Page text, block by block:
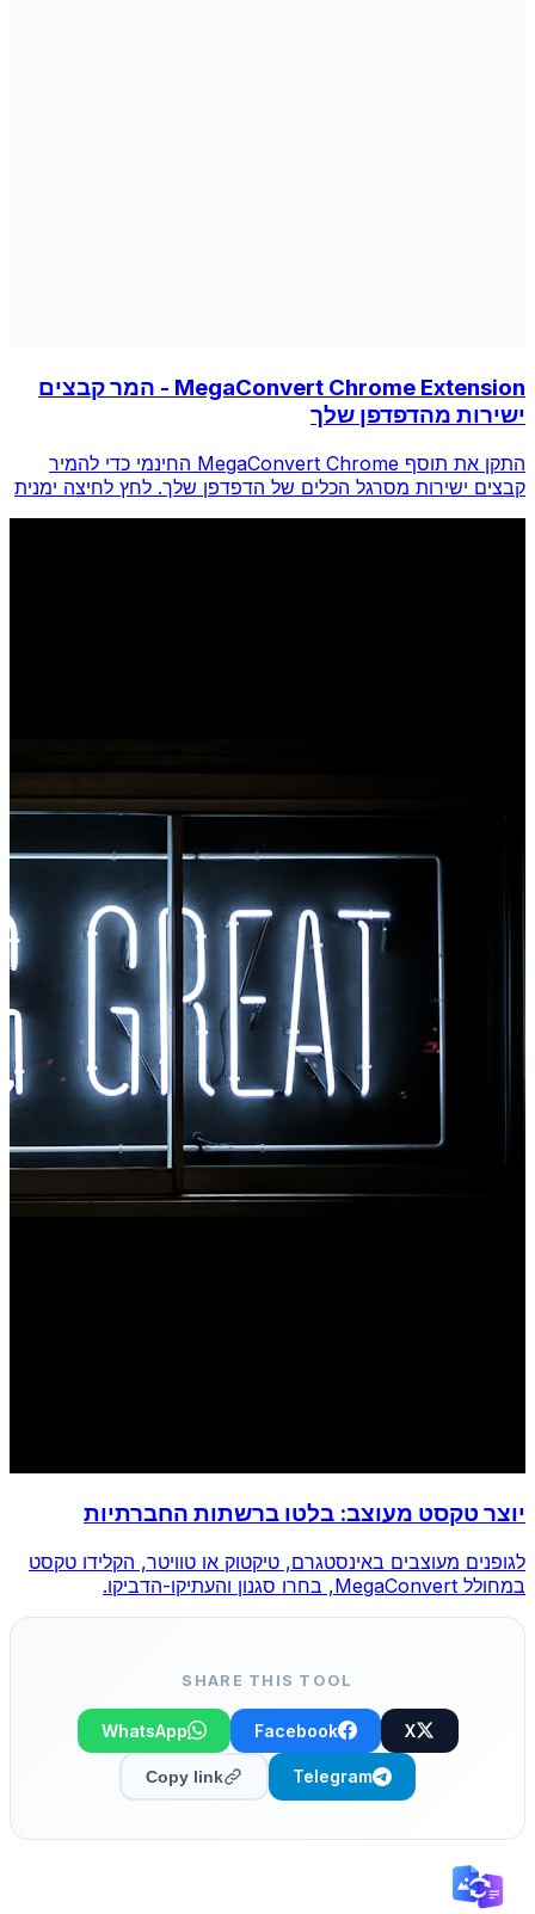
MegaConvert Chrome Extension - המר קבצים
ישירות מהדפדפן שלך
התקן את תוסף MegaConvert Chrome החינמי כדי להמיר
קבצים ישירות מסרגל הכלים של הדפדפן שלך. לחץ לחיצה ימנית
יוצר טקסט מעוצב: בלטו ברשתות החברתיות
לגופנים מעוצבים באינסטגרם, טיקטוק או טוויטר, הקלידו טקסט
במחולל MegaConvert, בחרו סגנון והעתיקו-הדביקו.
SHARE THIS TOOL
X
Facebook
WhatsApp
Telegram
Copy link